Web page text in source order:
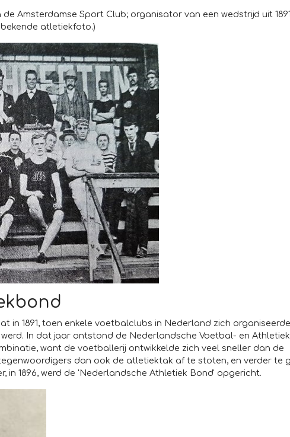
Amsterdamse Sport Club; organisator van een wedstrijd uit
atletiekfoto.)
in 1891, toen enkele voetbalclubs in Nederland zich
In dat jaar ontstond de Nederlandsche Voetbal- en
want de voetballerij ontwikkelde zich veel sneller dan de
dan ook de atletiektak af te stoten, en verder te
in 1896, werd de 'Nederlandsche Athletiek Bond' opgericht.